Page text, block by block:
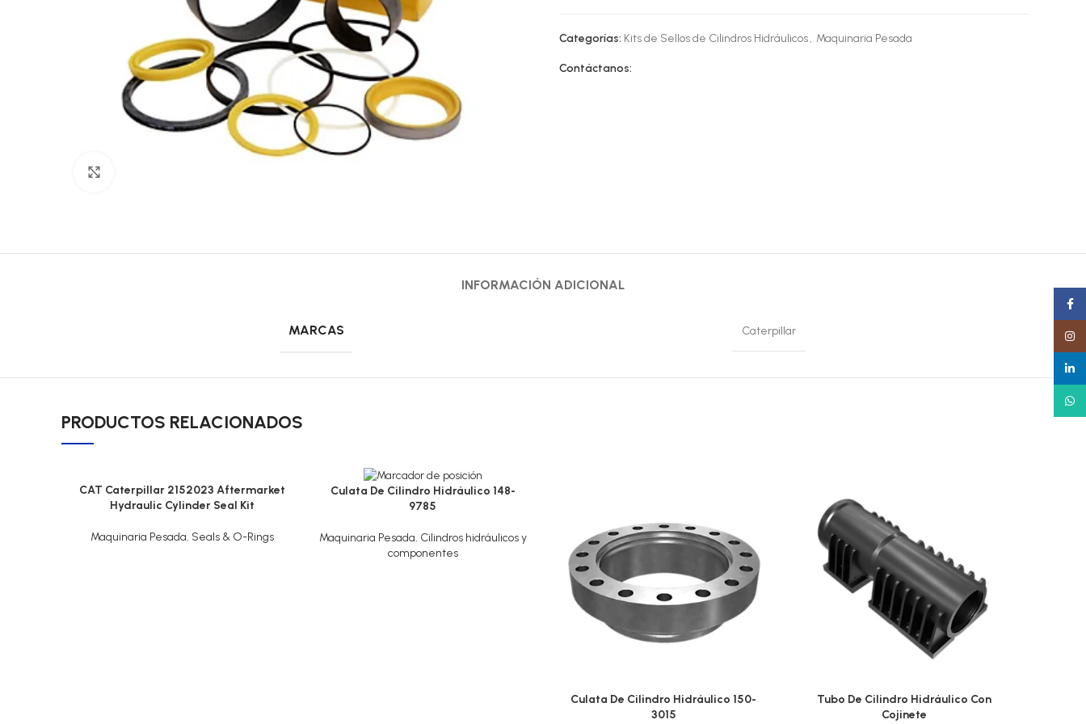
Categorías: Kits de Sellos de Cilindros Hidráulicos, Maquinaria Pesada
Contáctanos:
INFORMACIÓN ADICIONAL
MARCAS Caterpillar
PRODUCTOS RELACIONADOS
CAT Caterpillar 2152023 Aftermarket
Hydraulic Cylinder Seal Kit
Maquinaria Pesada, Seals & O-Rings
Culata De Cilindro Hidráulico 148-
9785
Maquinaria Pesada, Cilindros hidráulicos y
componentes
Culata De Cilindro Hidráulico 150-
3015
Tubo De Cilindro Hidráulico Con
Cojinete